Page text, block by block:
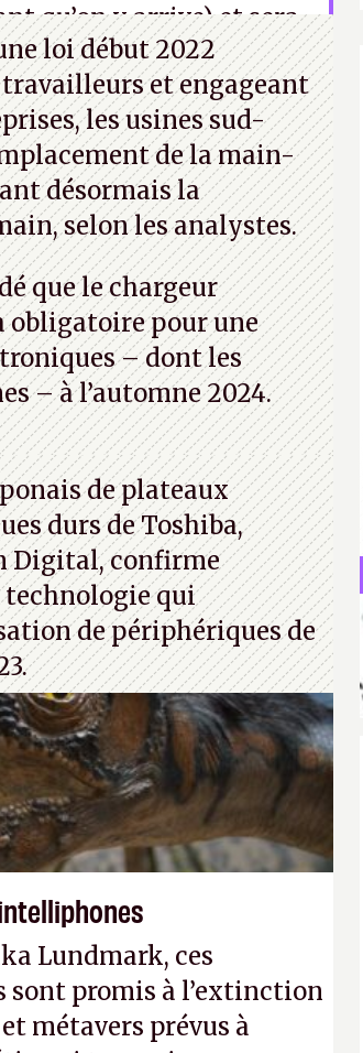
qu’on y arrive) et sera
par des serveurs de
bistrot, etc.
loi début 2022
et engageant
les usines sud-
de la main-
désormais la
selon les analystes.
que le chargeur
obligatoire pour une
– dont les
– à l’automne 2024.
de plateaux
durs de Toshiba,
Digital, confirme
qui
de périphériques de
Lundmark, ces
sont promis à l’extinction
métavers prévus à